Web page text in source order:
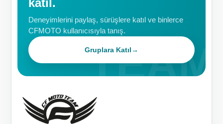
katıl.
Deneyimlerini paylaş, sürüşlere katıl ve binlerce
CFMOTO kullanıcısıyla tanış.
Gruplara Katıl→